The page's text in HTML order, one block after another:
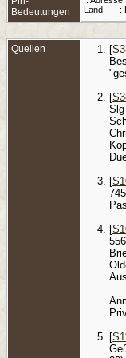
Bedeutungen
Land
:
Quellen [
[
Slg
[
745.
[
[